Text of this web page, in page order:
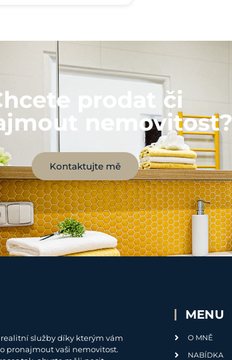
prodat či
nemovitost?
Kontaktujte mě
služby díky kterým vám
pronajmout vaši nemovitost.
MENU
O MNĚ
NABÍDKA